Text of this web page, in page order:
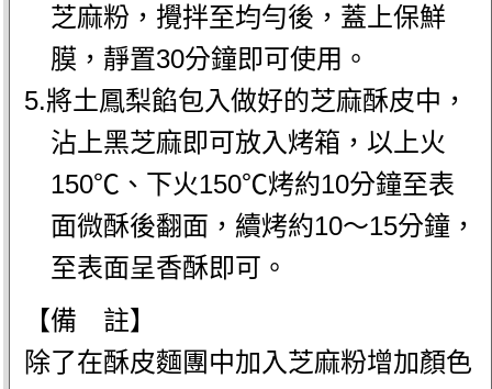
芝麻粉，攪拌至均勻後，蓋上保鮮
膜，靜置30分鐘即可使用。
5.將土鳳梨餡包入做好的芝麻酥皮中，
沾上黑芝麻即可放入烤箱，以上火
150℃、下火150℃烤約10分鐘至表
面微酥後翻面，續烤約10～15分鐘，
至表面呈香酥即可。
【備 註】
除了在酥皮麵團中加入芝麻粉增加顏色